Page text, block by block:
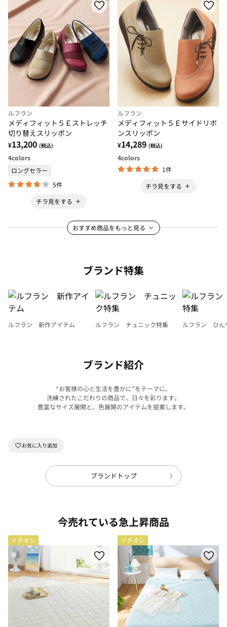
ルフラン
メディフィット５Ｅストレッチ
切り替えスリッポン
¥13,200 (税込)
4colors
ロングセラー
5件
チラ見をする
ルフラン
メディフィット５Ｅサイドリボ
ンスリッポン
¥14,289 (税込)
4colors
1件
チラ見をする
おすすめ商品をもっと見る
ブランド特集
ルフラン 新作アイテム ルフラン チュニック特集 ルフラン ひん
ブランド紹介
“お客様の心と生活を豊かに”をテーマに、
洗練されたこだわりの商品で、日々を彩ります。
豊富なサイズ展開と、色展開のアイテムを提案します。
ブランドトップ
今売れている急上昇商品
イチオシ イチオシ